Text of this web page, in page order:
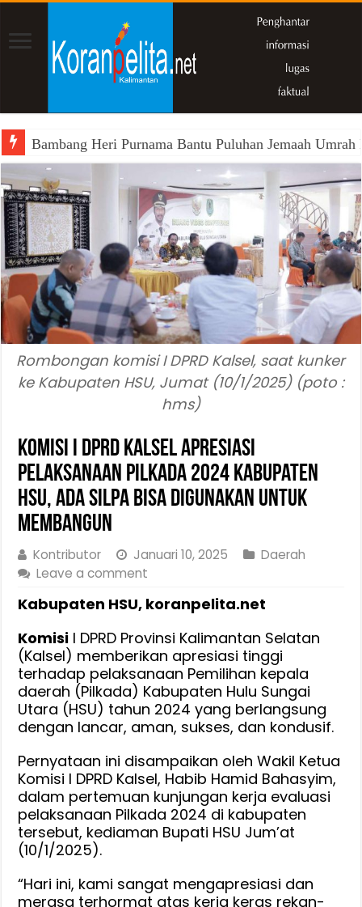
Bambang Heri Purnama Bantu Puluhan Jemaah
Rombongan komisi I DPRD Kalsel, saat kunker
ke Kabupaten HSU, Jumat (10/1/2025) (poto :
hms)
Komisi I DPRD Kalsel Apresiasi
Pelaksanaan Pilkada 2024 Kabupaten
HSU, Ada Silpa Bisa Digunakan Untuk
Membangun
Kontributor Januari 10, 2025
Daerah
Leave a comment
Kabupaten HSU, koranpelita.net
Komisi I DPRD Provinsi Kalimantan Selatan
(Kalsel) memberikan apresiasi tinggi
terhadap pelaksanaan Pemilihan kepala
daerah (Pilkada) Kabupaten Hulu Sungai
Utara (HSU) tahun 2024 yang berlangsung
dengan lancar, aman, sukses, dan kondusif.
Pernyataan ini disampaikan oleh Wakil Ketua
Komisi I DPRD Kalsel, Habib Hamid Bahasyim,
dalam pertemuan kunjungan kerja evaluasi
pelaksanaan Pilkada 2024 di kabupaten
tersebut, kediaman Bupati HSU Jum’at
(10/1/2025).
“Hari ini, kami sangat mengapresiasi dan
merasa terhormat atas kerja keras rekan-